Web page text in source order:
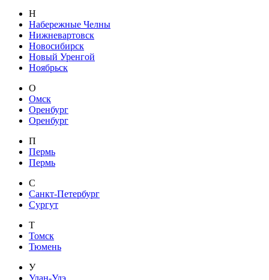
Н
Набережные Челны
Нижневартовск
Новосибирск
Новый Уренгой
Ноябрьск
О
Омск
Оренбург
Оренбург
П
Пермь
Пермь
С
Санкт-Петербург
Сургут
Т
Томск
Тюмень
У